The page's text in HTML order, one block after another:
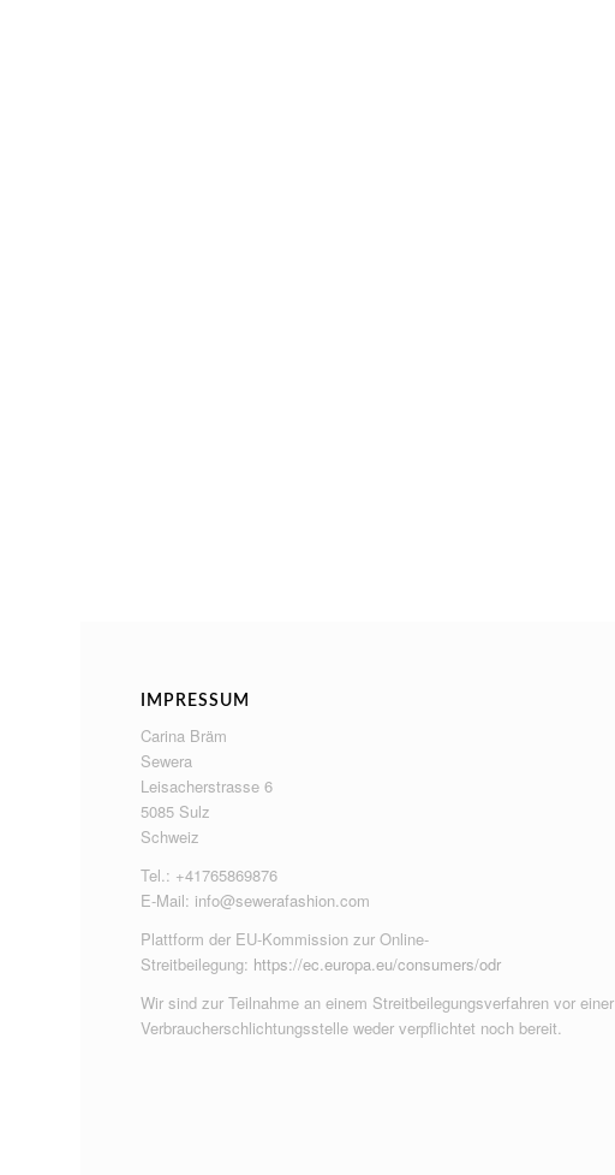
IMPRESSUM
Carina Bräm
Sewera
Leisacherstrasse 6
5085 Sulz
Schweiz
Tel.: +41765869876
E-Mail: info@sewerafashion.com
Plattform der EU-Kommission zur Online-
Streitbeilegung: https://ec.europa.eu/consumers/odr
Wir sind zur Teilnahme an einem Streitbeilegungsverfahren vor einer
Verbraucherschlichtungsstelle weder verpflichtet noch bereit.